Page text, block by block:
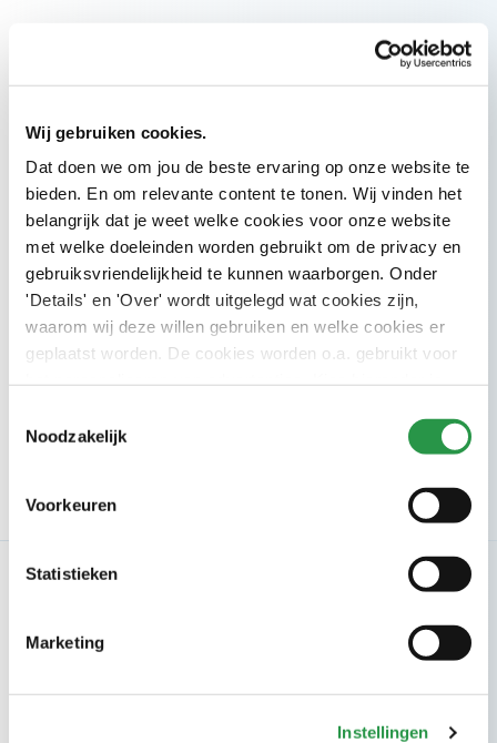
Wij gebruiken cookies.
Dat doen we om jou de beste ervaring op onze website te
bieden. En om relevante content te tonen. Wij vinden het
belangrijk dat je weet welke cookies voor onze website
met welke doeleinden worden gebruikt om de privacy en
gebruiksvriendelijkheid te kunnen waarborgen. Onder
'Details' en 'Over' wordt uitgelegd wat cookies zijn,
waarom wij deze willen gebruiken en welke cookies er
geplaatst worden. De cookies worden o.a. gebruikt voor
Noodzakelijk
Voorkeuren
Statistieken
Marketing
Instellingen
Nieuwsbrief
Schrijf je in voor onze CSUnieuwsbrief en ontvang5x per jaar
inspiratie en inzichten zodat jijweet wat er speeltbinnen de
facilitaire wereld.
E-mailadres
Branches
Onderwijs